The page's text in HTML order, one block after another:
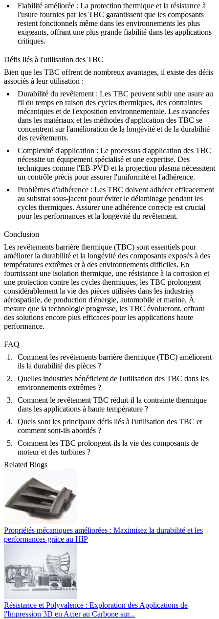
Fiabilité améliorée : La protection thermique et la résistance à
l'usure fournies par les TBC garantissent que les composants
restent fonctionnels même dans les environnements les plus
exigeants, offrant une plus grande fiabilité dans les applications
critiques.
Défis liés à l'utilisation des TBC
Bien que les TBC offrent de nombreux avantages, il existe des défis
associés à leur utilisation :
Durabilité du revêtement : Les TBC peuvent subir une usure au
fil du temps en raison des cycles thermiques, des contraintes
mécaniques et de l'exposition environnementale. Les avancées
dans les matériaux et les méthodes d'application des TBC se
concentrent sur l'amélioration de la longévité et de la durabilité
des revêtements.
Complexité d'application : Le processus d'application des TBC
nécessite un équipement spécialisé et une expertise. Des
techniques comme l'EB-PVD et la projection plasma nécessitent
un contrôle précis pour assurer l'uniformité et l'adhérence.
Problèmes d'adhérence : Les TBC doivent adhérer efficacement
au substrat sous-jacent pour éviter le délaminage pendant les
cycles thermiques. Assurer une adhérence correcte est crucial
pour les performances et la longévité du revêtement.
Conclusion
Les revêtements barrière thermique (TBC) sont essentiels pour
améliorer la durabilité et la longévité des composants exposés à des
températures extrêmes et à des environnements difficiles. En
fournissant une isolation thermique, une résistance à la corrosion et
une protection contre les cycles thermiques, les TBC prolongent
considérablement la vie des pièces utilisées dans les industries
aérospatiale, de production d'énergie, automobile et marine. À
mesure que la technologie progresse, les TBC évolueront, offrant
des solutions encore plus efficaces pour les applications haute
performance.
FAQ
Comment les revêtements barrière thermique (TBC) améliorent-
ils la durabilité des pièces ?
Quelles industries bénéficient de l'utilisation des TBC dans les
environnements extrêmes ?
Comment le revêtement TBC réduit-il la contrainte thermique
dans les applications à haute température ?
Quels sont les principaux défis liés à l'utilisation des TBC et
comment sont-ils abordés ?
Comment les TBC prolongent-ils la vie des composants de
moteur et des turbines ?
Related Blogs
Propriétés mécaniques améliorées : Maximisez la durabilité et les
performances grâce au HIP
Résistance et Polyvalence : Exploration des Applications de
l'Impression 3D en Acier au Carbone sur...